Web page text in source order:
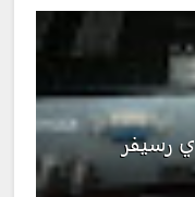
رسيفر